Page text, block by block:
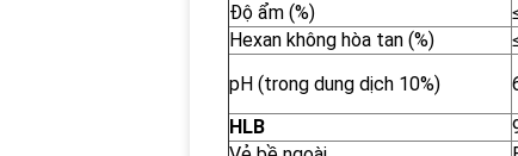
Độ ẩm (%)
Hexan không hòa tan (%)
pH (trong dung dịch 10%)
HLB